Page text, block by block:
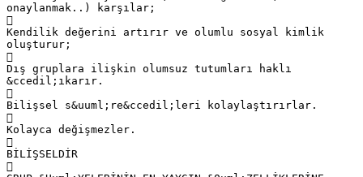
onaylanmak..) karşılar;

Kendilik değerini artırır ve olumlu sosyal kimlik
oluşturur;

Dış gruplara ilişkin olumsuz tutumları haklı
&ccedil;ıkarır.

Bilişsel s&uuml;re&ccedil;leri kolaylaştırırlar.

Kolayca değişmezler.

BİLİŞSELDİR
